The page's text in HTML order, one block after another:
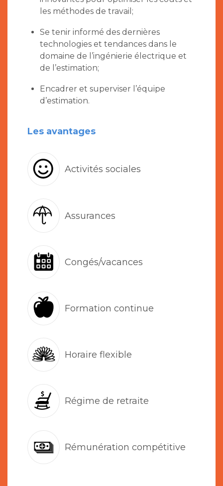
les méthodes de travail;
Se tenir informé des dernières
technologies et tendances dans le
domaine de l’ingénierie électrique et
de l’estimation;
Encadrer et superviser l’équipe
d’estimation.
Les avantages
Activités sociales
Assurances
Congés/vacances
Formation continue
Horaire flexible
Régime de retraite
Rémunération compétitive